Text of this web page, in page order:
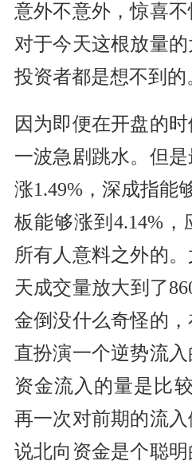
意外不意外，惊喜不
对于今天这根放量
投资者都是想不到的
因为即便在开盘的
一波急剧跳水。但
涨1.49%，深成指能
板能够涨到4.14%
所有人意料之外的
天成交量放大到了
金倒没什么奇怪的
直扮演一个逆势流
资金流入的量是比
再一次对前期的流
说北向资金是个聪